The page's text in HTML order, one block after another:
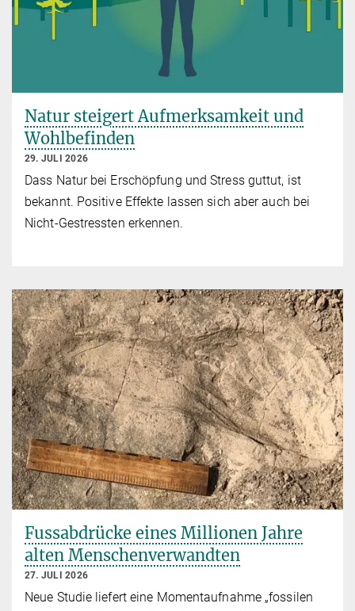
Natur steigert Aufmerksamkeit und
Wohlbefinden
29. JULI 2026
Dass Natur bei Erschöpfung und Stress guttut, ist
bekannt. Positive Effekte lassen sich aber auch bei
Nicht-Gestressten erkennen.
Fussabdrücke eines Millionen Jahre
alten Menschenverwandten
27. JULI 2026
Neue Studie liefert eine Momentaufnahme „fossilen